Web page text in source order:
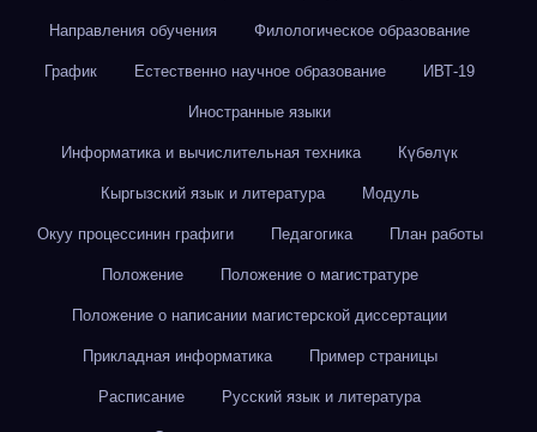
Направления обучения Филологическое образование
График Естественно научное образование ИВТ-19
Иностранные языки
Информатика и вычислительная техника Күбөлүк
Кыргызский язык и литература Модуль
Окуу процессинин графиги Педагогика План работы
Положение Положение о магистратуре
Положение о написании магистерской диссертации
Прикладная информатика Пример страницы
Расписание Русский язык и литература